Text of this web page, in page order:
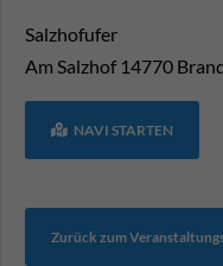
Salzhofufer
Am Salzhof 14770
NAVI STARTEN
Zurück zum